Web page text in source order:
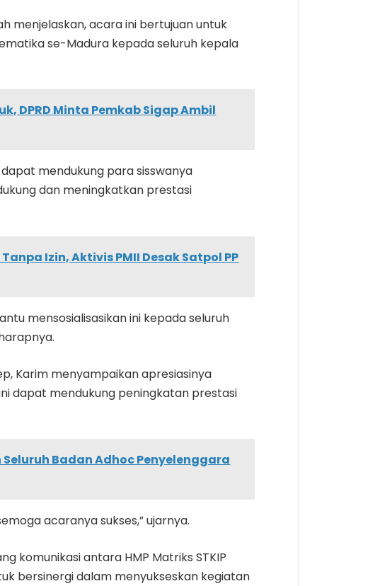
menjelaskan, acara ini bertujuan untuk
se-Madura kepada seluruh kepala
DPRD Minta Pemkab Sigap Ambil
mendukung para sisswanya
dan meningkatkan prestasi
Izin, Aktivis PMII Desak Satpol PP
mensosialisasikan ini kepada seluruh
Karim menyampaikan apresiasinya
dapat mendukung peningkatan prestasi
Seluruh Badan Adhoc Penyelenggara
acaranya sukses,” ujarnya.
komunikasi antara HMP Matriks STKIP
bersinergi dalam menyukseskan kegiatan